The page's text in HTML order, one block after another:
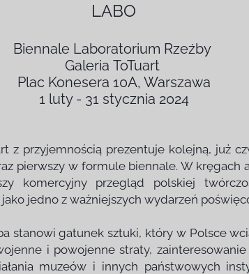
LABO
Biennale Laboratorium Rzeźby
Galeria ToTuart
Plac Konesera 10A, Warszawa
1 luty - 31 stycznia 2024
z przyjemnością prezentuje kolejną, już
pierwszy w formule biennale. W kręgach
komercyjny przegląd polskiej
jedno z ważniejszych wydarzeń
stanowi gatunek sztuki, który w Polsce
i powojenne straty,
muzeów i innych państwowych